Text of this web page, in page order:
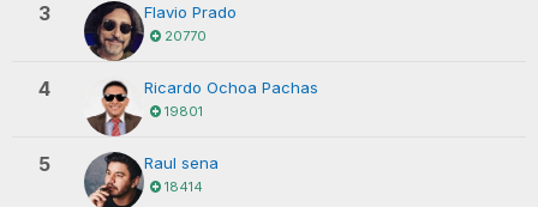
3 Flavio Prado
20770
4 Ricardo Ochoa Pachas
19801
5 Raul sena
18414